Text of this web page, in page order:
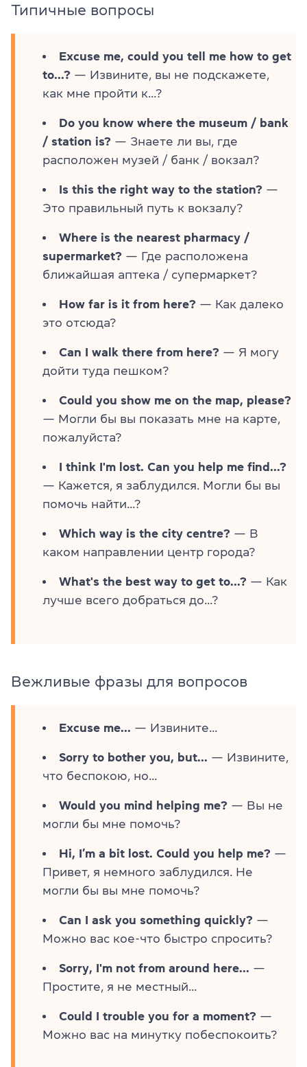
Типичные вопросы
Excuse me, could you tell me how to get
to...? — Извините, вы не подскажете,
как мне пройти к...?
Do you know where the museum / bank
/ station is? — Знаете ли вы, где
расположен музей / банк / вокзал?
Is this the right way to the station? —
Это правильный путь к вокзалу?
Where is the nearest pharmacy /
supermarket? — Где расположена
ближайшая аптека / супермаркет?
How far is it from here? — Как далеко
это отсюда?
Can I walk there from here? — Я могу
дойти туда пешком?
Could you show me on the map, please?
— Могли бы вы показать мне на карте,
пожалуйста?
I think I'm lost. Can you help me find...?
— Кажется, я заблудился. Могли бы вы
помочь найти...?
Which way is the city centre? — В
каком направлении центр города?
What's the best way to get to...? — Как
лучше всего добраться до...?
Вежливые фразы для вопросов
Excuse me... — Извините...
Sorry to bother you, but... — Извините,
что беспокою, но...
Would you mind helping me? — Вы не
могли бы мне помочь?
Hi, I’m a bit lost. Could you help me? —
Привет, я немного заблудился. Не
могли бы вы мне помочь?
Can I ask you something quickly? —
Можно вас кое-что быстро спросить?
Sorry, I'm not from around here... —
Простите, я не местный...
Could I trouble you for a moment? —
Можно вас на минутку побеспокоить?